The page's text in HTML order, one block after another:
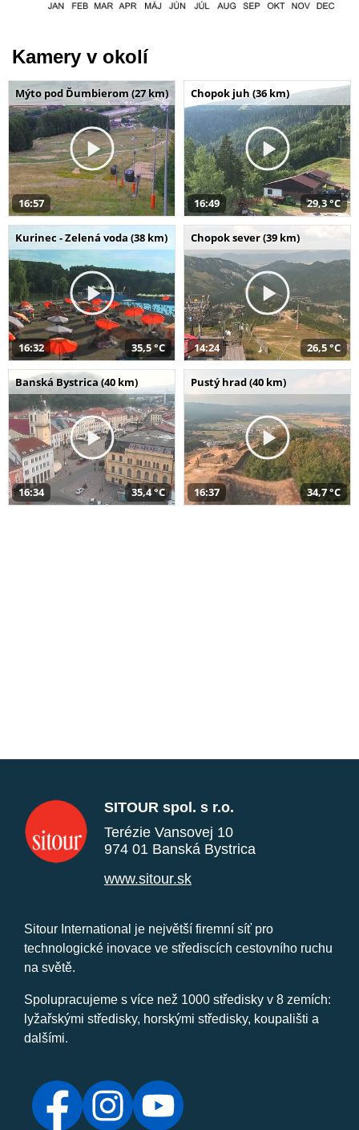
Kamery v okolí
Mýto pod Ďumbierom (27 km)
16:57
Chopok juh (36 km)
16:49 29,3 °C
Kurinec - Zelená voda (38 km)
16:32 35,5 °C
Chopok sever (39 km)
14:24 26,5 °C
Banská Bystrica (40 km)
16:34 35,4 °C
Pustý hrad (40 km)
16:37 34,7 °C
SITOUR spol. s r.o.
Terézie Vansovej 10
974 01 Banská Bystrica
www.sitour.sk
Sitour International je největší firemní síť pro
technologické inovace ve střediscích cestovního ruchu
na světě.
Spolupracujeme s více než 1000 středisky v 8 zemích:
lyžařskými středisky, horskými středisky, koupališti a
dalšími.